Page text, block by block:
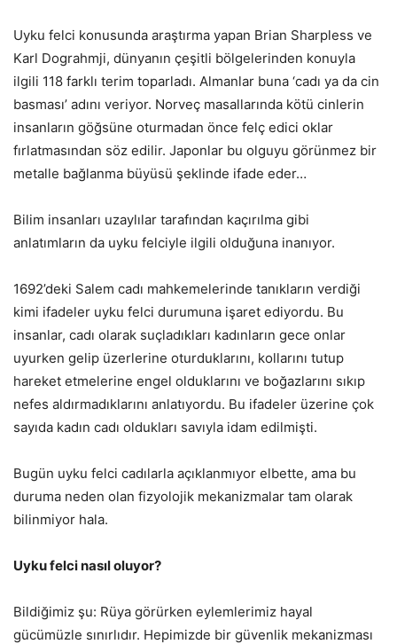
Uyku felci konusunda araştırma yapan Brian Sharpless ve
Karl Dograhmji, dünyanın çeşitli bölgelerinden konuyla
ilgili 118 farklı terim toparladı. Almanlar buna ‘cadı ya da cin
basması’ adını veriyor. Norveç masallarında kötü cinlerin
insanların göğsüne oturmadan önce felç edici oklar
fırlatmasından söz edilir. Japonlar bu olguyu görünmez bir
metalle bağlanma büyüsü şeklinde ifade eder…
Bilim insanları uzaylılar tarafından kaçırılma gibi
anlatımların da uyku felciyle ilgili olduğuna inanıyor.
1692’deki Salem cadı mahkemelerinde tanıkların verdiği
kimi ifadeler uyku felci durumuna işaret ediyordu. Bu
insanlar, cadı olarak suçladıkları kadınların gece onlar
uyurken gelip üzerlerine oturduklarını, kollarını tutup
hareket etmelerine engel olduklarını ve boğazlarını sıkıp
nefes aldırmadıklarını anlatıyordu. Bu ifadeler üzerine çok
sayıda kadın cadı oldukları savıyla idam edilmişti.
Bugün uyku felci cadılarla açıklanmıyor elbette, ama bu
duruma neden olan fizyolojik mekanizmalar tam olarak
bilinmiyor hala.
Uyku felci nasıl oluyor?
Bildiğimiz şu: Rüya görürken eylemlerimiz hayal
gücümüzle sınırlıdır. Hepimizde bir güvenlik mekanizması